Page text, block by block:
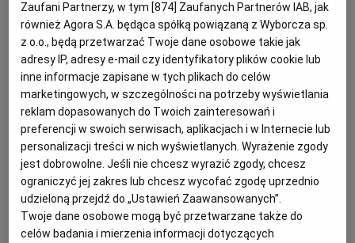
OPOLE
PŁOCK
POZNAŃ
RADOM
RYBNIK
ZDROWIE
POGODA
PODRÓŻE
WIDEO
FORUM
Pierś kurczaka w jogurcie
Dla 3-6 osób
Przygotowanie: 20 minut
Marynowanie: minimum 2-3 godziny (najlepiej całą
noc)
500 g fileta z kurczaka
200 ml jogurtu naturalnego
sól
Zaufani Partnerzy, w tym [874] Zaufanych Partnerów IAB, jak
również Agora S.A. będąca spółką powiązaną z Wyborcza sp.
z o.o., będą przetwarzać Twoje dane osobowe takie jak
adresy IP, adresy e-mail czy identyfikatory plików cookie lub
inne informacje zapisane w tych plikach do celów
marketingowych, w szczególności na potrzeby wyświetlania
reklam dopasowanych do Twoich zainteresowań i
preferencji w swoich serwisach, aplikacjach i w Internecie lub
personalizacji treści w nich wyświetlanych. Wyrażenie zgody
jest dobrowolne. Jeśli nie chcesz wyrazić zgody, chcesz
ograniczyć jej zakres lub chcesz wycofać zgodę uprzednio
udzieloną przejdź do „Ustawień Zaawansowanych”.
Twoje dane osobowe mogą być przetwarzane także do
celów badania i mierzenia informacji dotyczących